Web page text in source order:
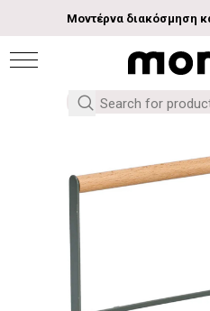
Μοντέρνα διακόσμηση